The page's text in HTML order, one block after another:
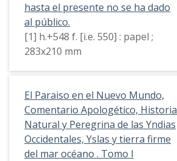
hasta el presente no se ha dado
al público.
[1] h.+548 f. [i.e. 550] : papel ;
283x210 mm
El Paraiso en el Nuevo Mundo,
Comentario Apologético, Historia
Natural y Peregrina de las Yndias
Occidentales, Yslas y tierra firme
del mar océano . Tomo I